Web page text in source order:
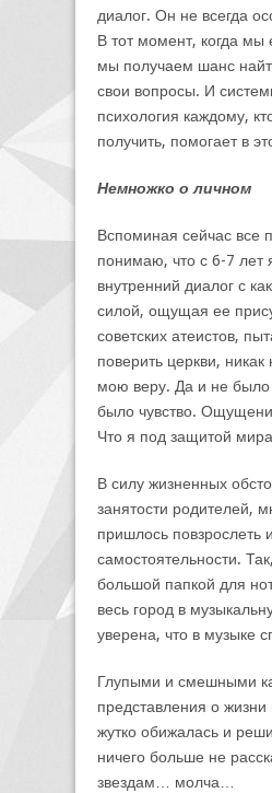
диалог. Он не всегда
В тот момент, когда мы
мы получаем шанс
свои вопросы. И
психология каждому,
получить, помогает в
Немножко о личном
Вспоминая сейчас все
понимаю, что с 6-7 лет
внутренний диалог с
силой, ощущая ее
советских атеистов,
поверить церкви,
мою веру. Да и не было
было чувство.
Что я под защитой
В силу жизненных
занятости родителей,
пришлось повзрослеть
самостоятельности.
большой папкой для
весь город в
уверена, что в музыке
Глупыми и смешными
представления о
жутко обижалась и
ничего больше не
звездам… молча…